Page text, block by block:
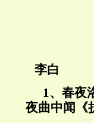
李白
1、春夜
夜曲中闻《